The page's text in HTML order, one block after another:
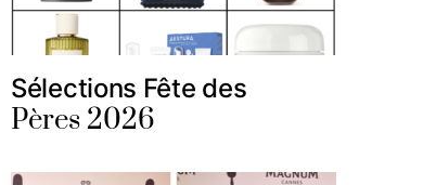
Sélections Fête des
Pères 2026